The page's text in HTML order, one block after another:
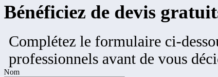
Bénéficiez de devis
Complétez le formulaire ci-
professionnels avant de vous
Nom